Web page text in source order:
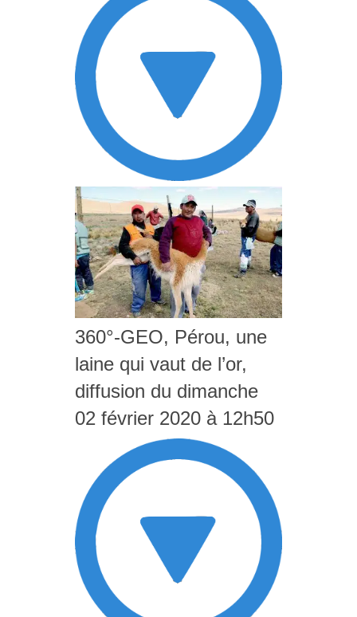
360°-GEO, Pérou, une
laine qui vaut de l’or,
diffusion du dimanche
02 février 2020 à 12h50